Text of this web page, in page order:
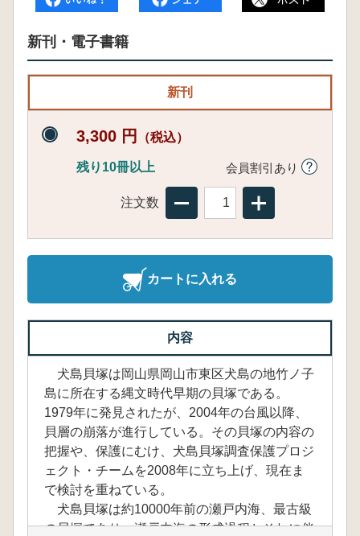
新刊・電子書籍
新刊
3,300 円 （税込）
残り10冊以上 会員割引あり
注文数
カートに入れる
内容
犬島貝塚は岡山県岡山市東区犬島の地竹ノ子
島に所在する縄文時代早期の貝塚である。
1979年に発見されたが、2004年の台風以降、
貝層の崩落が進行している。その貝塚の内容の
把握や、保護にむけ、犬島貝塚調査保護プロジ
ェクト・チームを2008年に立ち上げ、現在ま
で検討を重ねている。
犬島貝塚は約10000年前の瀬戸内海、最古級
の貝塚であり、瀬戸内海の形成過程とそれに伴